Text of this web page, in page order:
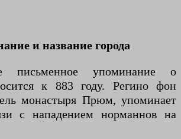
и название города
письменное упоминание о
к 883 году. Регино фон
монастыря Прюм, упоминает
с нападением норманнов на